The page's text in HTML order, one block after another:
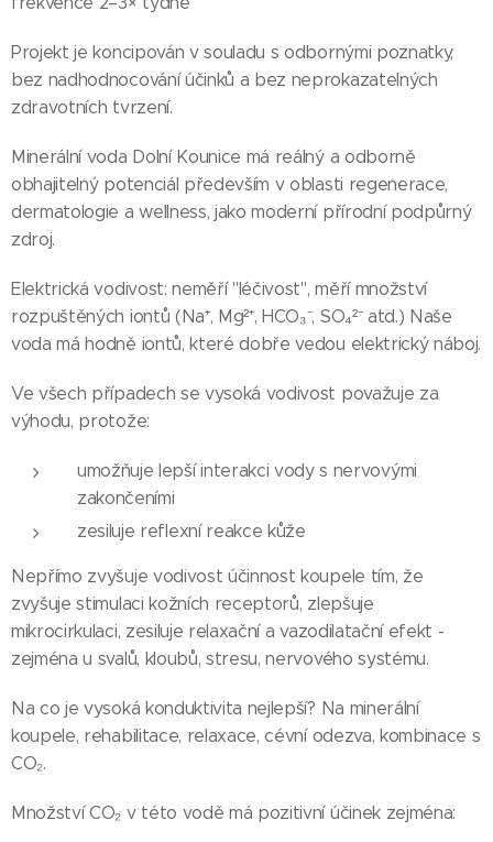
Projekt je koncipován v souladu s odbornými poznatky,
bez nadhodnocování účinků a bez neprokazatelných
zdravotních tvrzení.
Minerální voda Dolní Kounice má reálný a odborně
obhajitelný potenciál především v oblasti regenerace,
dermatologie a wellness, jako moderní přírodní podpůrný
zdroj.
Elektrická vodivost: neměří "léčivost", měří množství
rozpuštěných iontů (Na⁺, Mg²⁺, HCO₃⁻, SO₄²⁻ atd.) Naše
voda má hodně iontů, které dobře vedou elektrický náboj.
Ve všech případech se vysoká vodivost považuje za
výhodu, protože:
umožňuje lepší interakci vody s nervovými
zakončeními
zesiluje reflexní reakce kůže
Nepřímo zvyšuje vodivost účinnost koupele tím, že
zvyšuje stimulaci kožních receptorů, zlepšuje
mikrocirkulaci, zesiluje relaxační a vazodilatační efekt -
zejména u svalů, kloubů, stresu, nervového systému.
Na co je vysoká konduktivita nejlepší? Na minerální
koupele, rehabilitace, relaxace, cévní odezva, kombinace s
CO₂.
Množství CO₂ v této vodě má pozitivní účinek zejména: